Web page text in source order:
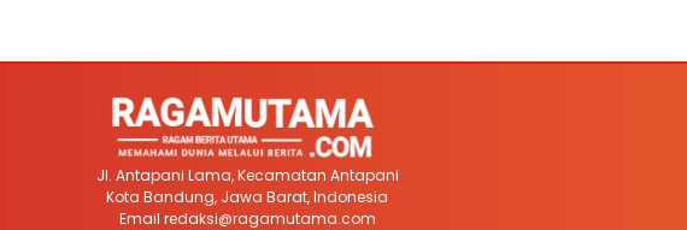
Jl. Antapani Lama, Kecamatan Antapani
Kota Bandung, Jawa Barat, Indonesia
Email redaksi@ragamutama.com